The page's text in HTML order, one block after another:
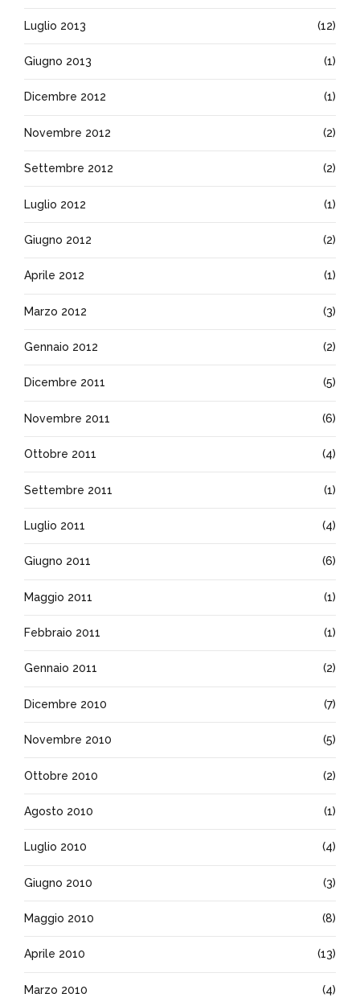
Luglio 2013 (12)
Giugno 2013 (1)
Dicembre 2012 (1)
Novembre 2012 (2)
Settembre 2012 (2)
Luglio 2012 (1)
Giugno 2012 (2)
Aprile 2012 (1)
Marzo 2012 (3)
Gennaio 2012 (2)
Dicembre 2011 (5)
Novembre 2011 (6)
Ottobre 2011 (4)
Settembre 2011 (1)
Luglio 2011 (4)
Giugno 2011 (6)
Maggio 2011 (1)
Febbraio 2011 (1)
Gennaio 2011 (2)
Dicembre 2010 (7)
Novembre 2010 (5)
Ottobre 2010 (2)
Agosto 2010 (1)
Luglio 2010 (4)
Giugno 2010 (3)
Maggio 2010 (8)
Aprile 2010 (13)
Marzo 2010 (4)